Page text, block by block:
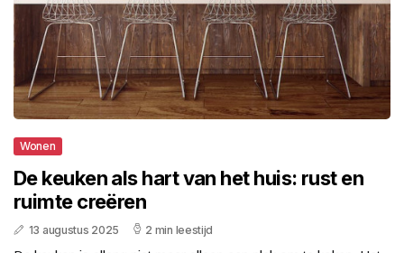
Wonen
De keuken als hart van het huis: rust en
ruimte creëren
13 augustus 2025 2 min leestijd